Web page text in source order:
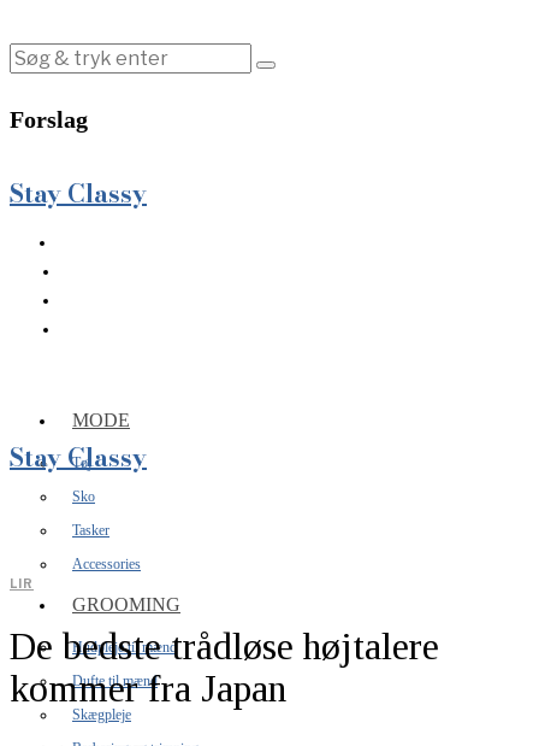
Forslag
Stay Classy
MODE
Tøj
Sko
Tasker
Accessories
GROOMING
Hudpleje til mænd
Dufte til mænd
Skægpleje
Stay Classy
LIR
De bedste trådløse højtalere
kommer fra Japan